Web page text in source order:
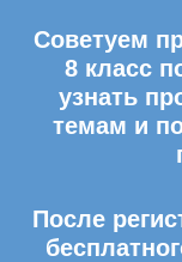
Советуем
8 класс
узнать
темам и
После